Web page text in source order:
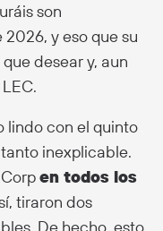
son
y eso que su
desear y, aun
lindo con el quinto
inexplicable.
en todos los
tiraron dos
De hecho, esto